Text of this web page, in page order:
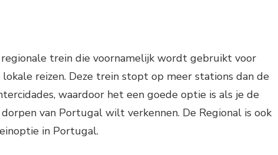
regionale trein die voornamelijk wordt gebruikt voor
reizen. Deze trein stopt op meer stations dan de
waardoor het een goede optie is als je de
van Portugal wilt verkennen. De Regional is ook
in Portugal.